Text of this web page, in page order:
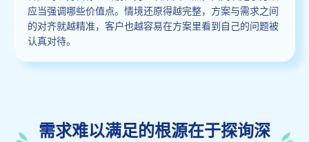
应当强调哪些价值点。情境还原得越完整，方案与需求之间
的对齐就越精准，客户也越容易在方案里看到自己的问题被
认真对待。
需求难以满足的根源在于探询深